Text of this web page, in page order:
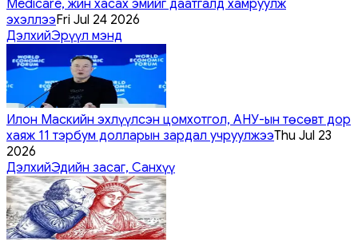
Medicare, жин хасах эмийг даатгалд хамруулж
эхэллээFri Jul 24 2026
ДэлхийЭрүүл мэнд
Илон Маскийн эхлүүлсэн цомхотгол, АНУ-ын төсөвт дор
хаяж 11 тэрбум долларын зардал учруулжээThu Jul 23
2026
ДэлхийЭдийн засаг, Санхүү